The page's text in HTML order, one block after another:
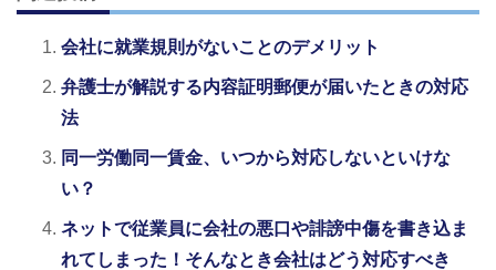
会社に就業規則がないことのデメリット
弁護士が解説する内容証明郵便が届いたときの対応
法
同一労働同一賃金、いつから対応しないといけな
い？
ネットで従業員に会社の悪口や誹謗中傷を書き込ま
れてしまった！そんなとき会社はどう対応すべき